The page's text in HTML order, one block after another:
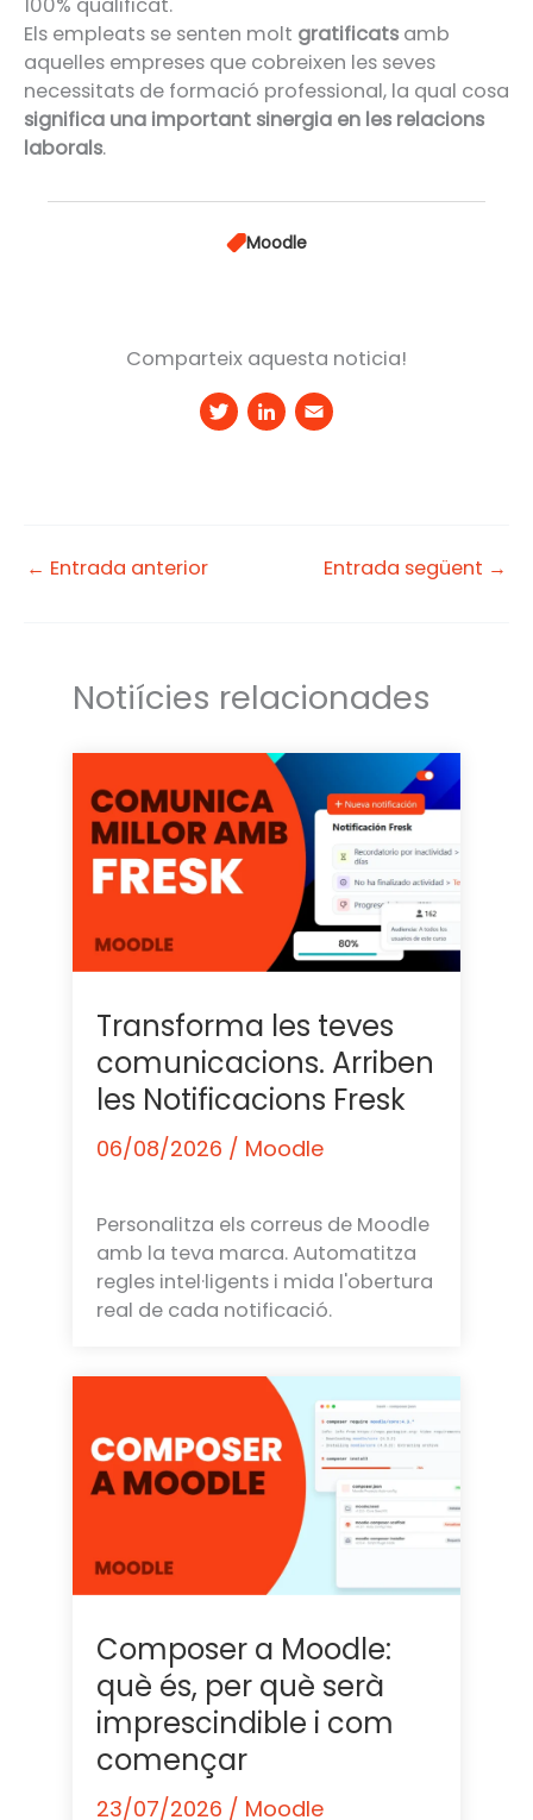
Els empleats se senten molt gratificats amb
aquelles empreses que cobreixen les seves
necessitats de formació professional, la qual cosa
significa una important sinergia en les relacions
laborals.
Moodle
Comparteix aquesta noticia!
T Li
← Entrada anterior Entrada següent →
Notiícies relacionades
Transforma les teves
comunicacions. Arriben
les Notificacions Fresk
06/08/2026 / Moodle
Personalitza els correus de Moodle
amb la teva marca. Automatitza
regles intel·ligents i mida l'obertura
real de cada notificació.
Composer a Moodle:
què és, per què serà
imprescindible i com
començar
23/07/2026 / Moodle